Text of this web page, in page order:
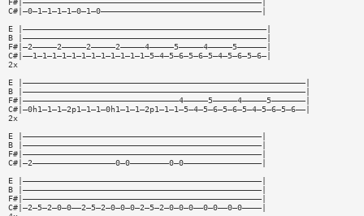
F#|—————————————————————————————————————————————————|
C#|—0—1—1—1—1—0—1—0—————————————————————————————————|
E |——————————————————————————————————————————————————|
B |——————————————————————————————————————————————————|
F#|—2—————2—————2—————2—————4—————5—————4—————5——————|
C#|——1—1—1—1—1—1—1—1—1—1—1—1—5—4—5—6—5—6—5—4—5—6—5—6—|
2x
E |——————————————————————————————————————————————————————————|
B |——————————————————————————————————————————————————————————|
F#|————————————————————————————————4—————5—————4—————5———————|
C#|—0h1—1—1—2p1—1—1—0h1—1—1—2p1—1—1—5—4—5—6—5—6—5—4—5—6—5—6——|
2x
E |—————————————————————————————————————————————————|
B |—————————————————————————————————————————————————|
F#|—————————————————————————————————————————————————|
C#|—2—————————————————0—0————————0—0————————————————|
E |—————————————————————————————————————————————————|
B |—————————————————————————————————————————————————|
F#|—————————————————————————————————————————————————|
C#|—2—5—2—0—0——2—5—2—0—0—0—2—5—2—0—0—0——0—0——0—0————|